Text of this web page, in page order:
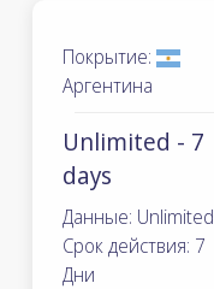
Покрытие:
Аргентина
Unlimited - 7
days
Данные: Unlimited
Срок действия: 7
Дни